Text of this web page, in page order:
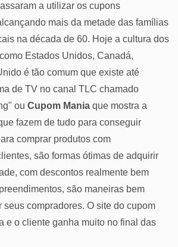
a utilizar os cupons
mais da metade das famílias
na década de 60. Hoje a cultura dos
Estados Unidos, Canadá,
é tão comum que existe até
de TV no canal TLC chamado
ou Cupom Mania que mostra a
fazem de tudo para conseguir
comprar produtos com
são formas ótimas de adquirir
com descontos realmente bem
são maneiras bem
seus compradores. O site do cupom
e o cliente ganha muito no final das